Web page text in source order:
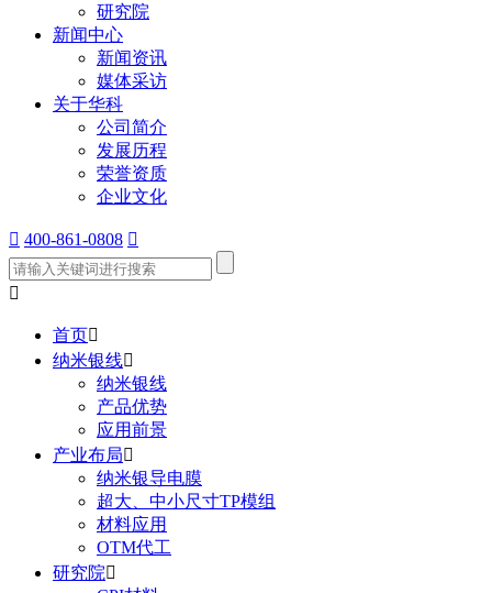
研究院
新闻中心
新闻资讯
媒体采访
关于华科
公司简介
发展历程
荣誉资质
企业文化
 400-861-0808 

首页
纳米银线
纳米银线
产品优势
应用前景
产业布局
纳米银导电膜
超大、中小尺寸TP模组
材料应用
OTM代工
研究院